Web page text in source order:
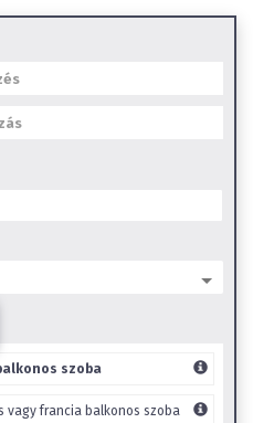
szoba
vagy francia balkonos szoba